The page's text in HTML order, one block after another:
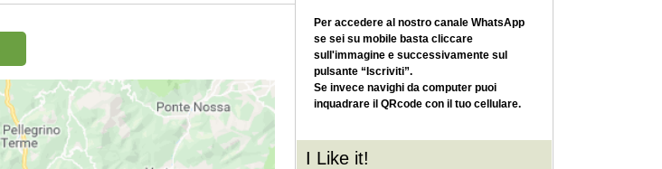
Per accedere al nostro canale WhatsApp
se sei su mobile basta cliccare
sull'immagine e successivamente sul
pulsante “Iscriviti”.
Se invece navighi da computer puoi
inquadrare il QRcode con il tuo cellulare.
I Like it!